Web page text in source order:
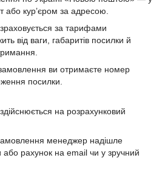
або кур’єром за адресою.
за тарифами
від ваги, габаритів посилки й
ви отримаєте номер
посилки.
на розрахунковий
менеджер надішле
або рахунок на email чи у зручний